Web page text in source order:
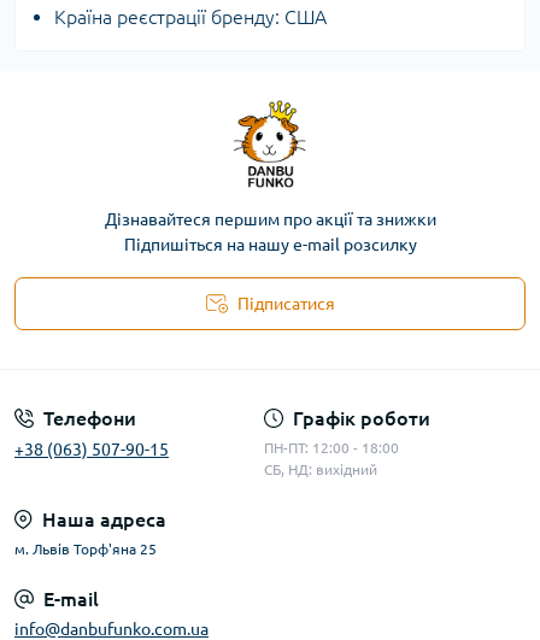
Країна реєстрації бренду: США
Дізнавайтеся першим про акції та знижки
Підпишіться на нашу e-mail розсилку
Підписатися
Телефони
+38 (063) 507-90-15
Графік роботи
ПН-ПТ: 12:00 - 18:00
СБ, НД: вихідний
Наша адреса
м. Львів Торф'яна 25
E-mail
info@danbufunko.com.ua